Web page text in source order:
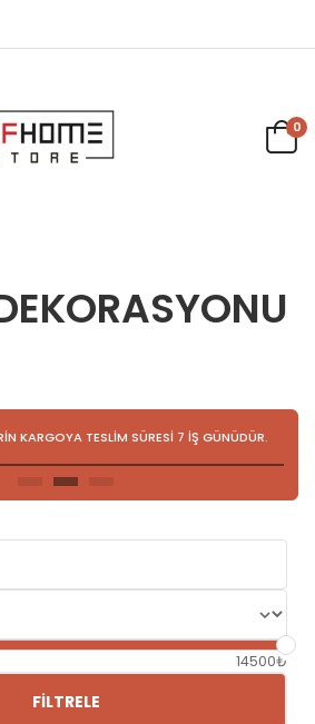
0
KARGOYA TESLİM SÜRESİ 7 İŞ GÜNÜDÜR.
14500₺
FILTRELE